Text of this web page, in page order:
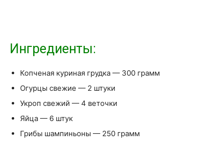
Ингредиенты:
Копченая куриная грудка — 300 грамм
Огурцы свежие — 2 штуки
Укроп свежий — 4 веточки
Яйца — 6 штук
Грибы шампиньоны — 250 грамм